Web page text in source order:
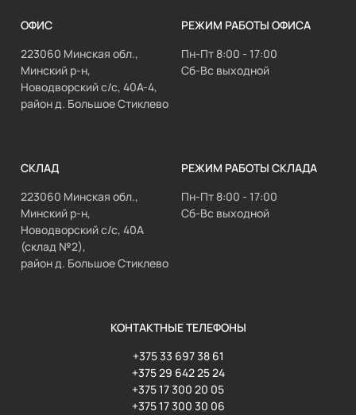
ОФИС
223060 Минская обл.,
Минский р-н,
Новодворский с/с, 40А-4,
район д. Большое Стиклево
РЕЖИМ РАБОТЫ ОФИСА
Пн-Пт 8:00 - 17:00
Сб-Вс выходной
СКЛАД
223060 Минская обл.,
Минский р-н,
Новодворский с/с, 40А
(склад №2),
район д. Большое Стиклево
РЕЖИМ РАБОТЫ СКЛАДА
Пн-Пт 8:00 - 17:00
Сб-Вс выходной
КОНТАКТНЫЕ ТЕЛЕФОНЫ
+375 33 697 38 61
+375 29 642 25 24
+375 17 300 20 05
+375 17 300 30 06